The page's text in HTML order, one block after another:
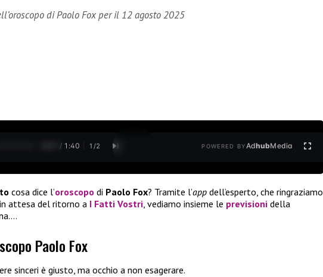
di Paolo Fox per il 12 agosto 2025
0:28 / 1:40 1 /2 POWERED BYAdhubMedia
cosa dice l’oroscopo di Paolo Fox? Tramite l’app dell’esperto, che ringraziamo
attesa del ritorno a I Fatti Vostri , vediamo insieme le previsioni della
Paolo Fox
sinceri è giusto, ma occhio a non esagerare.